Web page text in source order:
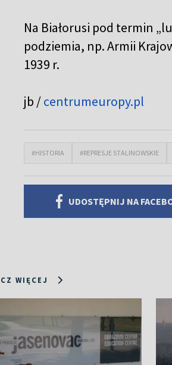
Na Białorusi pod termin
podziemia, np. Armii
1939 r.
jb /centrumeuropy.pl
#HISTORIA #REPRESJE STALINOWSKIE
UDOSTĘPNIJ NA
WIĘCEJ